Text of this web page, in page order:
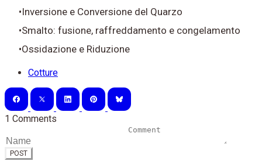
Inversione e Conversione del Quarzo
Smalto: fusione, raffreddamento e congelamento
Ossidazione e Riduzione
Cotture
1 Comments
POST